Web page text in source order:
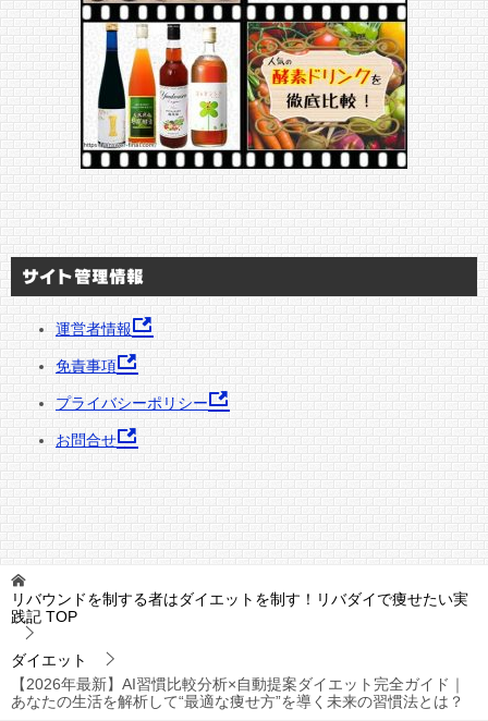
サイト管理情報
運営者情報
免責事項
プライバシーポリシー
お問合せ
リバウンドを制する者はダイエットを制す！リバダイで痩せたい実
践記 TOP
ダイエット
【2026年最新】AI習慣比較分析×自動提案ダイエット完全ガイド｜
あなたの生活を解析して“最適な痩せ方”を導く未来の習慣法とは？